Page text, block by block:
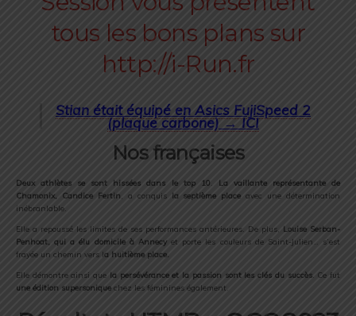
Stian était équipé en Asics FujiSpeed 2
(plaque carbone) →ICI
Nos françaises
Deux athlètes se sont hissées dans le top 10. La vaillante représentante de
Chamonix, Candice Fertin, a conquis la septième place avec une détermination
inébranlable.
Elle a repoussé les limites de ses performances antérieures. De plus, Louise Serban-
Penhoat, qui a élu domicile à Annecyet porte les couleurs de Saint-Julien… s’est
frayée un chemin vers la huitième place.
Elle démontre ainsi que la persévérance et la passion sont les clés du succès. Ce fut
une édition supersonique chez les féminines également.